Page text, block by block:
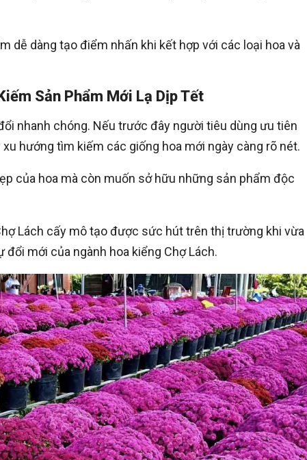
dễ dàng tạo điểm nhấn khi kết hợp với các loại hoa và
Sản Phẩm Mới Lạ Dịp Tết
nhanh chóng. Nếu trước đây người tiêu dùng ưu tiên
hướng tìm kiếm các giống hoa mới ngày càng rõ nét.
của hoa mà còn muốn sở hữu những sản phẩm độc
Lách cấy mô tạo được sức hút trên thị trường khi vừa
mới của ngành hoa kiểng Chợ Lách.